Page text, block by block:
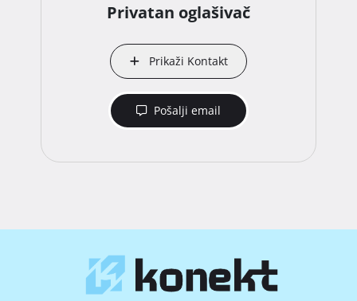
Privatan oglašivač
Prikaži Kontakt
Pošalji email